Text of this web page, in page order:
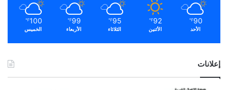
90
℉
الأحد
92
℉
الأثنين
95
℉
الثلاثاء
99
℉
الأربعاء
100
℉
الخميس
إعلانات